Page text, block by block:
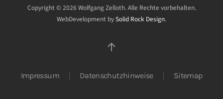
Copyright ©2026 Wolfgang Zelloth. Alle Rechte vorbehalten.
WebDevelopment bySolid Rock Design.
Impressum Datenschutzhinweise Sitemap